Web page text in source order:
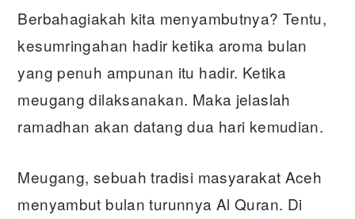
Berbahagiakah kita menyambutnya? Tentu,
kesumringahan hadir ketika aroma bulan
yang penuh ampunan itu hadir. Ketika
meugang dilaksanakan. Maka jelaslah
ramadhan akan datang dua hari kemudian.
Meugang, sebuah tradisi masyarakat Aceh
menyambut bulan turunnya Al Quran. Di